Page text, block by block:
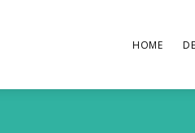
HOME